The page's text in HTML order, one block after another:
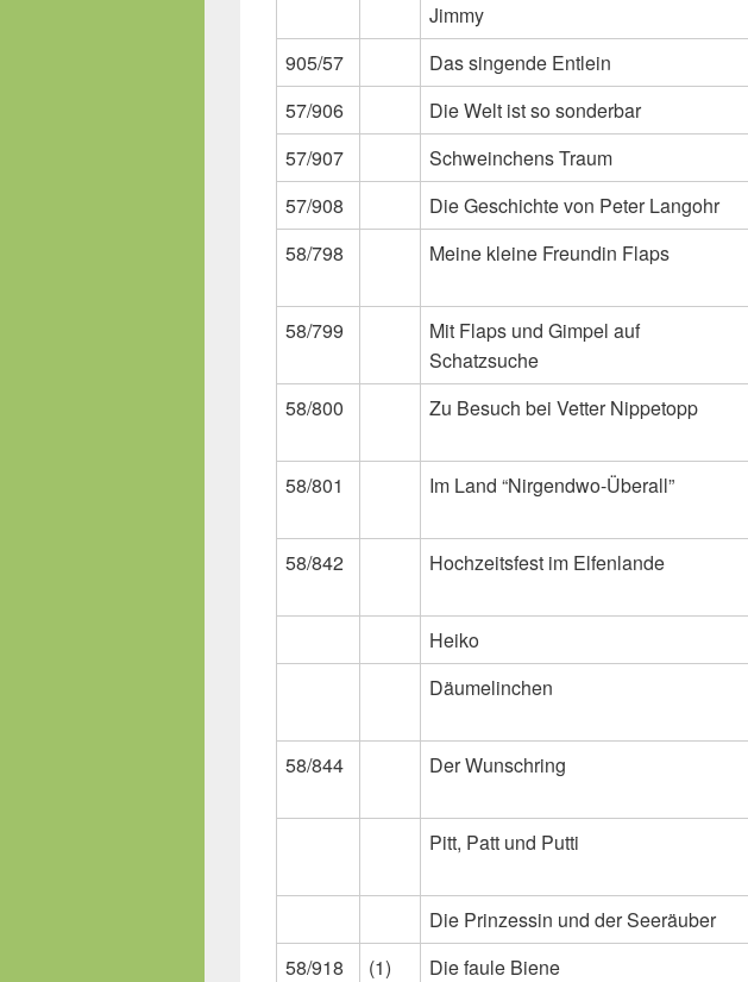
Jimmy
905/57
Das singende Entlein
57/906
Die Welt ist so sonderbar
57/907
Schweinchens Traum
57/908
Die Geschichte von Peter Langohr
58/798
Meine kleine Freundin Flaps
58/799
Mit Flaps und Gimpel auf
Schatzsuche
58/800 Zu Besuch bei Vetter Nippetopp
58/801 Im Land “Nirgendwo-Überall”
58/842 Hochzeitsfest im Elfenlande
Heiko
Däumelinchen
58/844 Der Wunschring
Pitt, Patt und Putti
Die Prinzessin und der Seeräuber
58/918
(1) Die faule Biene